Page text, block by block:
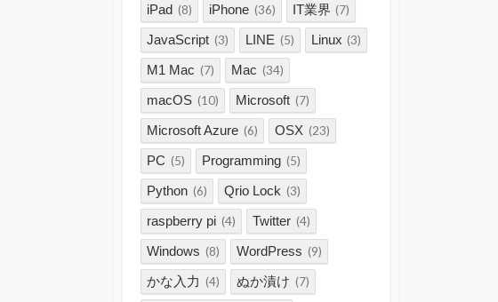
iPad (8) iPhone (36) IT業界 (7)
JavaScript (3) LINE (5) Linux (3)
M1 Mac (7) Mac (34)
macOS (10) Microsoft (7)
Microsoft Azure (6) OSX (23)
PC (5) Programming (5)
Python (6) Qrio Lock (3)
raspberry pi (4) Twitter (4)
Windows (8) WordPress (9)
かな入力 (4) ぬか漬け (7)